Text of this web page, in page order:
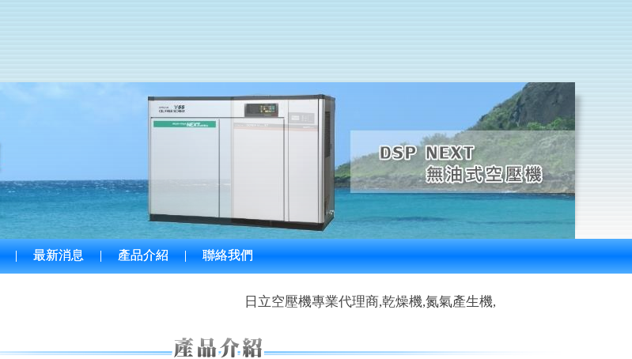
| 最新消息 | 產品介紹 | 聯絡我們
日立空壓機專業代理商,乾燥機,氮氣產生機,壓縮空氣過濾器,冷卻機,歡迎